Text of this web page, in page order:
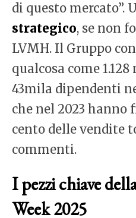
di questo mercato”.
strategico, se non
LVMH. Il Gruppo
qualcosa come
43mila dipendenti
che nel 2023 hanno
cento delle vendite
commenti.
I pezzi chiave
Week 2025